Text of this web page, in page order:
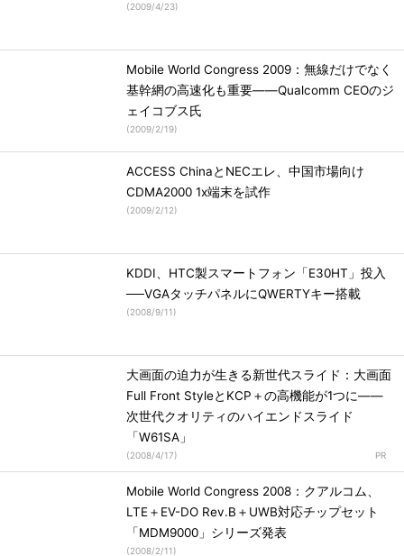
(2009/4/23)
Mobile World Congress 2009：無線だけでなく
基幹網の高速化も重要――Qualcomm CEOのジ
ェイコブス氏
(2009/2/19)
ACCESS ChinaとNECエレ、中国市場向け
CDMA2000 1x端末を試作
(2009/2/12)
KDDI、HTC製スマートフォン「E30HT」投入
──VGAタッチパネルにQWERTYキー搭載
(2008/9/11)
大画面の迫力が生きる新世代スライド：大画面
Full Front StyleとKCP＋の高機能が1つに――
次世代クオリティのハイエンドスライド
「W61SA」
(2008/4/17)
Mobile World Congress 2008：クアルコム、
LTE＋EV-DO Rev.B＋UWB対応チップセット
「MDM9000」シリーズ発表
(2008/2/11)